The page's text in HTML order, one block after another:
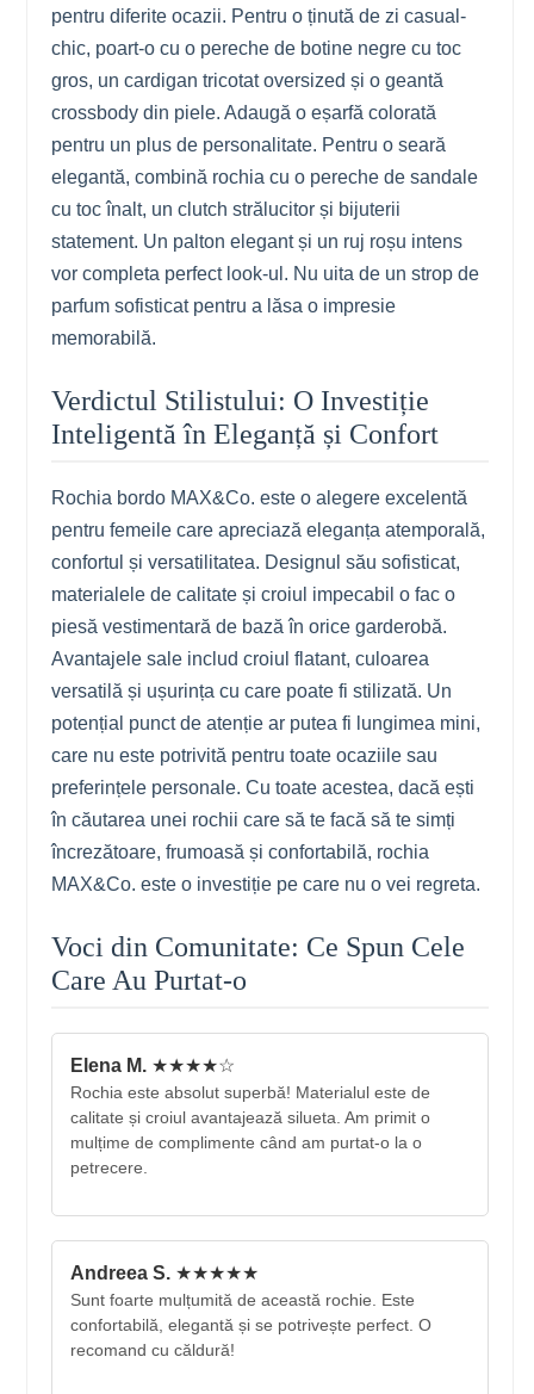
pentru diferite ocazii. Pentru o ținută de zi casual-
chic, poart-o cu o pereche de botine negre cu toc
gros, un cardigan tricotat oversized și o geantă
crossbody din piele. Adaugă o eșarfă colorată
pentru un plus de personalitate. Pentru o seară
elegantă, combină rochia cu o pereche de sandale
cu toc înalt, un clutch strălucitor și bijuterii
statement. Un palton elegant și un ruj roșu intens
vor completa perfect look-ul. Nu uita de un strop de
parfum sofisticat pentru a lăsa o impresie
memorabilă.
Verdictul Stilistului: O Investiție
Inteligentă în Eleganță și Confort
Rochia bordo MAX&Co. este o alegere excelentă
pentru femeile care apreciază eleganța atemporală,
confortul și versatilitatea. Designul său sofisticat,
materialele de calitate și croiul impecabil o fac o
piesă vestimentară de bază în orice garderobă.
Avantajele sale includ croiul flatant, culoarea
versatilă și ușurința cu care poate fi stilizată. Un
potențial punct de atenție ar putea fi lungimea mini,
care nu este potrivită pentru toate ocaziile sau
preferințele personale. Cu toate acestea, dacă ești
în căutarea unei rochii care să te facă să te simți
încrezătoare, frumoasă și confortabilă, rochia
MAX&Co. este o investiție pe care nu o vei regreta.
Voci din Comunitate: Ce Spun Cele
Care Au Purtat-o
Elena M. ★★★★☆
Rochia este absolut superbă! Materialul este de
calitate și croiul avantajează silueta. Am primit o
mulțime de complimente când am purtat-o la o
petrecere.
Andreea S. ★★★★★
Sunt foarte mulțumită de această rochie. Este
confortabilă, elegantă și se potrivește perfect. O
recomand cu căldură!